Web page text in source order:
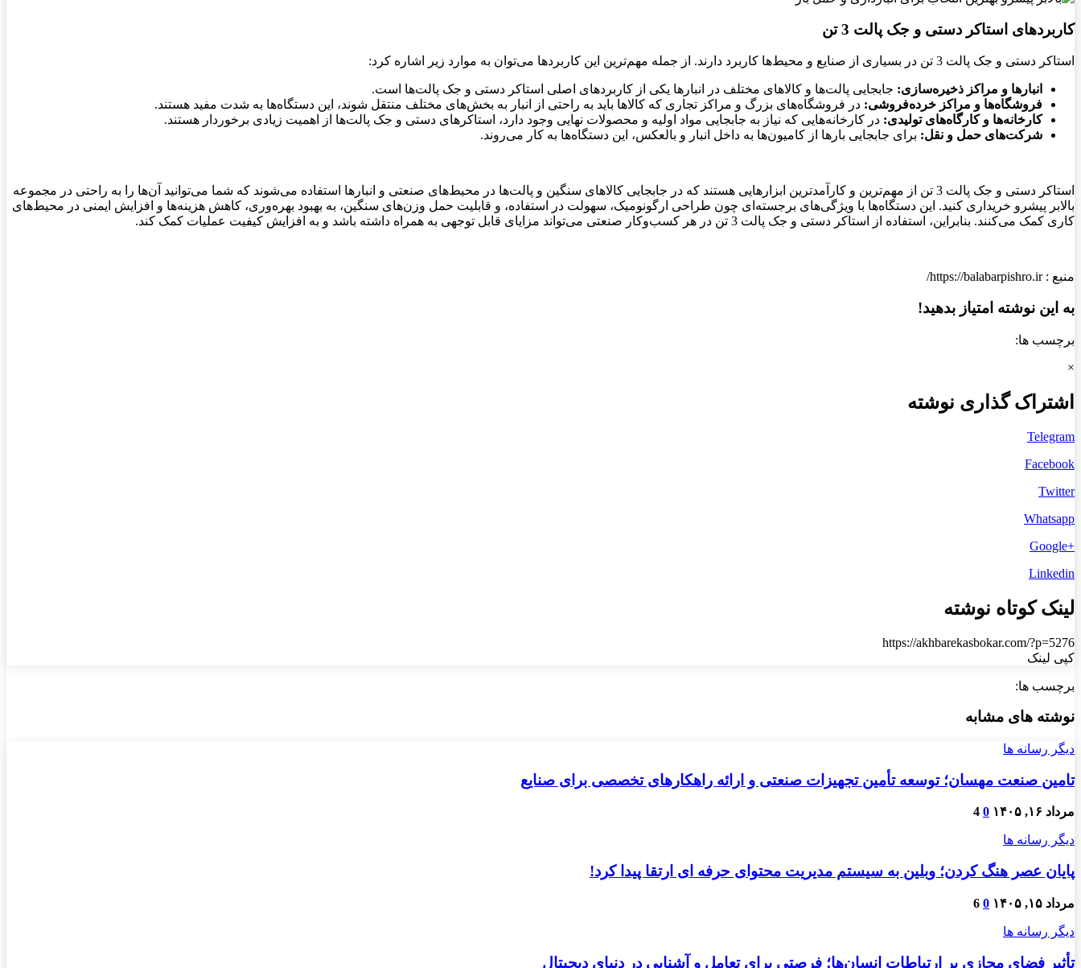
کاربردهای استاکر دستی و جک پالت 3 تن
استاکر دستی و جک پالت 3 تن در بسیاری از صنایع و محیط‌ها کاربرد دارند. از جمله مهم‌ترین این کاربردها می‌توان به موارد زیر اشاره کرد :
انبارها و مراکز ذخیره‌سازی: جابجایی پالت‌ها و کالاهای مختلف در انبارها یکی از کاربردهای اصلی استاکر دستی و جک پالت‌ها است.
فروشگاه‌ها و مراکز خرده‌فروشی: در فروشگاه‌های بزرگ و مراکز تجاری که کالاها باید به راحتی از انبار به بخش‌های مختلف منتقل شوند، این دستگاه‌ها به شدت مفید هستند.
کارخانه‌ها و کارگاه‌های تولیدی: در کارخانه‌هایی که نیاز به جابجایی مواد اولیه و محصولات نهایی وجود دارد، استاکرهای دستی و جک پالت‌ها از اهمیت زیادی برخوردار هستند.
شرکت‌های حمل و نقل: برای جابجایی بارها از کامیون‌ها به داخل انبار و بالعکس، این دستگاه‌ها به کار می‌روند.
استاکر دستی و جک پالت 3 تن از مهم‌ترین و کارآمدترین ابزارهایی هستند که در جابجایی کالاهای سنگین و پالت‌ها در محیط‌های صنعتی و انبارها استفاده می‌شوند که شما می‌توانید آن‌ها را به راحتی در مجموعه
بالابر پیشرو خریداری کنید. این دستگاه‌ها با ویژگی‌های برجسته‌ای چون طراحی ارگونومیک، سهولت در استفاده، و قابلیت حمل وزن‌های سنگین، به بهبود بهره‌وری، کاهش هزینه‌ها و افزایش ایمنی در محیط‌های
کاری کمک می‌کنند. بنابراین، استفاده از استاکر دستی و جک پالت 3 تن در هر کسب‌وکار صنعتی می‌تواند مزایای قابل توجهی به همراه داشته باشد و به افزایش کیفیت عملیات کمک کند
.
منبع : https://balabarpishro.ir/
به این نوشته امتیاز بدهید!
برچسب ها:
×
اشتراک گذاری نوشته
Telegram
Facebook
Twitter
Whatsapp
+Google
Linkedin
لینک کوتاه نوشته
https://akhbarekasbokar.com/?p=5276
کپی لینک
برچسب ها:
نوشته های مشابه
دیگر رسانه ها
تامین صنعت مهسان؛ توسعه تأمین تجهیزات صنعتی و ارائه راهکارهای تخصصی برای صنایع
مرداد ۱۶, ۱۴۰۵ 0
4
دیگر رسانه ها
پایان عصر هنگ کردن؛ وبلین به سیستم مدیریت محتوای حرفه ای ارتقا پیدا کرد!
مرداد ۱۵, ۱۴۰۵ 0
6
دیگر رسانه ها
تأثیر فضای مجازی بر ارتباطات انسان‌ها؛ فرصتی برای تعامل و آشنایی در دنیای دیجیتال